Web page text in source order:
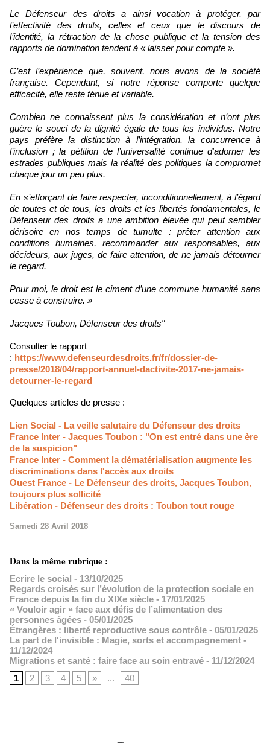
Le Défenseur des droits a ainsi vocation à protéger, par
l’effectivité des droits, celles et ceux que le discours de
l’identité, la rétraction de la chose publique et la tension des
rapports de domination tendent à « laisser pour compte ».
C’est l’expérience que, souvent, nous avons de la société
française. Cependant, si notre réponse comporte quelque
efficacité, elle reste ténue et variable.
Combien ne connaissent plus la considération et n’ont plus
guère le souci de la dignité égale de tous les individus. Notre
pays préfère la distinction à l’intégration, la concurrence à
l’inclusion ; la pétition de l’universalité continue d'adorner les
estrades publiques mais la réalité des politiques la compromet
chaque jour un peu plus.
En s’efforçant de faire respecter, inconditionnellement, à l’égard
de toutes et de tous, les droits et les libertés fondamentales, le
Défenseur des droits a une ambition élevée qui peut sembler
dérisoire en nos temps de tumulte : prêter attention aux
conditions humaines, recommander aux responsables, aux
décideurs, aux juges, de faire attention, de ne jamais détourner
le regard.
Pour moi, le droit est le ciment d’une commune humanité sans
cesse à construire. »
Jacques Toubon, Défenseur des droits"
Consulter le rapport
: https://www.defenseurdesdroits.fr/fr/dossier-de-
presse/2018/04/rapport-annuel-dactivite-2017-ne-jamais-
detourner-le-regard
Quelques articles de presse :
Lien Social - La veille salutaire du Défenseur des droits
France Inter - Jacques Toubon : "On est entré dans une ère
de la suspicion"
France Inter - Comment la dématérialisation augmente les
discriminations dans l'accès aux droits
Ouest France - Le Défenseur des droits, Jacques Toubon,
toujours plus sollicité
Libération - Défenseur des droits : Toubon tout rouge
Samedi 28 Avril 2018
Dans la même rubrique :
Ecrire le social - 13/10/2025
Regards croisés sur l’évolution de la protection sociale en
France depuis la fin du XIXe siècle - 17/01/2025
« Vouloir agir » face aux défis de l’alimentation des
personnes âgées - 05/01/2025
Étrangères : liberté reproductive sous contrôle - 05/01/2025
La part de l'invisible : Magie, sorts et accompagnement -
11/12/2024
Migrations et santé : faire face au soin entravé - 11/12/2024
1
2 3 4 5 » ... 40